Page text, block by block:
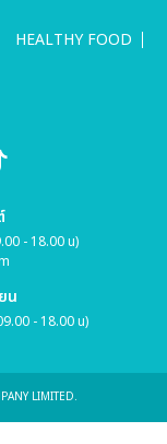
HEALTHY FOOD
- 18.00 น)
น
- 18.00 น)
LIMITED.